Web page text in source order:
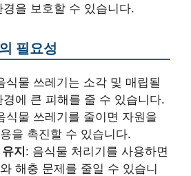
을 보호할 수 있습니다.
필요성
식물 쓰레기는 소각 및 매립될
경에 큰 피해를 줄 수 있습니다.
식물 쓰레기를 줄이면 자원을
을 촉진할 수 있습니다.
지: 음식물 처리기를 사용하면
해충 문제를 줄일 수 있습니